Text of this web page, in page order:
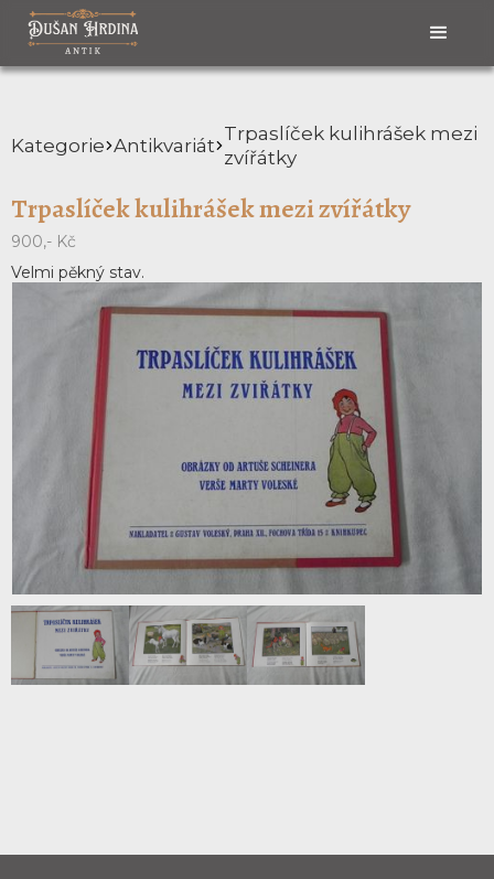
Kategorie Antikvariát
Trpaslíček kulihrášek mezi
zvířátky
Trpaslíček kulihrášek mezi zvířátky
900,- Kč
Velmi pěkný stav.